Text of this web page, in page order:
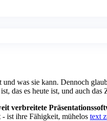
was sie kann. Dennoch
das es heute ist, und auch
verbreitete
- ist ihre Fähigkeit, mühelos text